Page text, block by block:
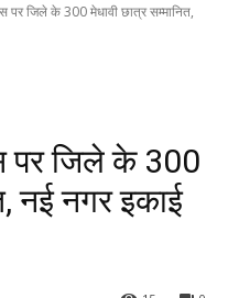
पर जिले के 300 मेधावी छात्र सम्मानित,
पर जिले के 300
नई नगर इकाई